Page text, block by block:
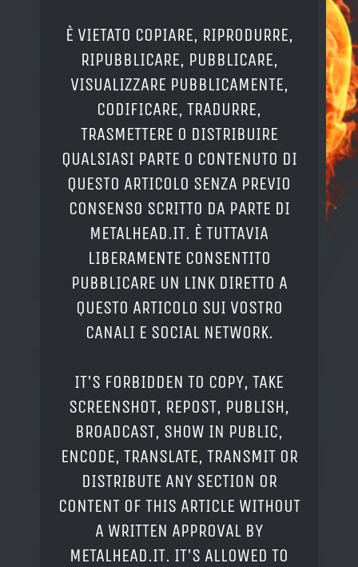
È VIETATO COPIARE, RIPRODURRE,
RIPUBBLICARE, PUBBLICARE,
VISUALIZZARE PUBBLICAMENTE,
CODIFICARE, TRADURRE,
TRASMETTERE O DISTRIBUIRE
QUALSIASI PARTE O CONTENUTO DI
QUESTO ARTICOLO SENZA PREVIO
CONSENSO SCRITTO DA PARTE DI
METALHEAD.IT. È TUTTAVIA
LIBERAMENTE CONSENTITO
PUBBLICARE UN LINK DIRETTO A
QUESTO ARTICOLO SUI VOSTRO
CANALI E SOCIAL NETWORK.
IT'S FORBIDDEN TO COPY, TAKE
SCREENSHOT, REPOST, PUBLISH,
BROADCAST, SHOW IN PUBLIC,
ENCODE, TRANSLATE, TRANSMIT OR
DISTRIBUTE ANY SECTION OR
CONTENT OF THIS ARTICLE WITHOUT
A WRITTEN APPROVAL BY
METALHEAD.IT. IT'S ALLOWED TO